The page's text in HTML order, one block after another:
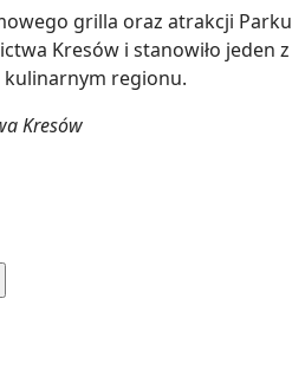
grilla oraz atrakcji Parku
Kresów i stanowiło jeden z
regionu.
Kresów